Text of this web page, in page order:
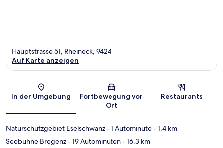
Karte
Hauptstrasse 51, Rheineck, 9424
Auf Karte anzeigen
In der Umgebung
Fortbewegung vor
Ort
Restaurants
Naturschutzgebiet Eselschwanz- 1 Autominute- 1.4 km
Seebühne Bregenz- 19 Autominuten- 16.3 km